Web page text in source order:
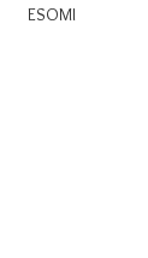
ESOMI